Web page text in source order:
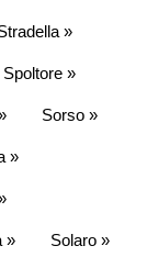
»
Spoltore »
Sorso »
»
» Solaro »